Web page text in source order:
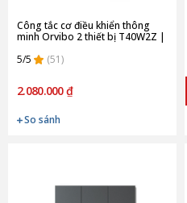
Công tắc cơ điều khiển thông
minh Orvibo 2 thiết bị T40W2Z |
5/5
(51)
2.080.000 ₫
So sánh